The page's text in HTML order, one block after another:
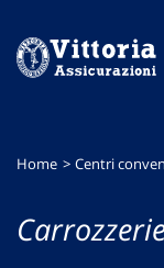
menu
contenuto
footer
Home Centri